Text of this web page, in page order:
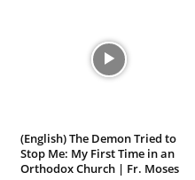
(English) The Demon Tried to
Stop Me: My First Time in an
Orthodox Church | Fr. Moses